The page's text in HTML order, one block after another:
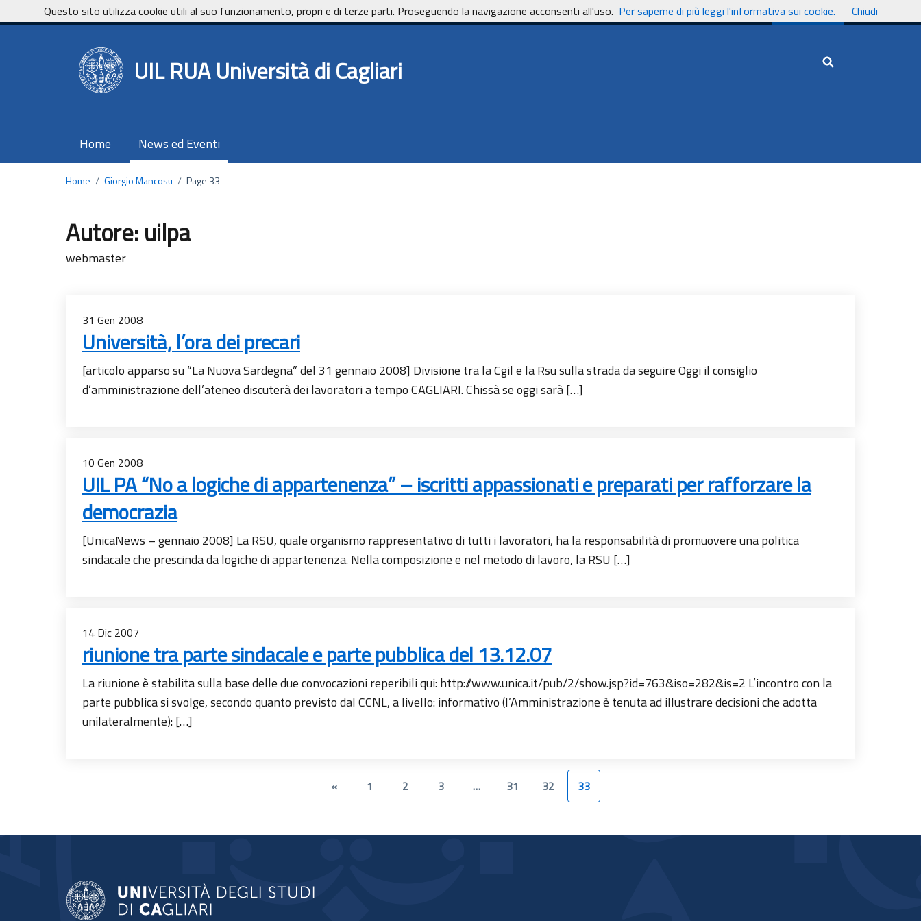
Vai ai contenuti
Vai al footer UniCa - Università degli studi di Cagliari UnicaNews
UIL RUA Università di Cagliari Cerca nel sito
Home News ed Eventi
Home / Giorgio Mancosu / Page 33
Autore: uilpa
webmaster
31 Gen 2008
Università, l’ora dei precari
[articolo apparso su “La Nuova Sardegna” del 31 gennaio 2008] Divisione tra la Cgil e la Rsu sulla strada da seguire Oggi il consiglio
d’amministrazione dell’ateneo discuterà dei lavoratori a tempo CAGLIARI. Chissà se oggi sarà […]
10 Gen 2008
UIL PA “No a logiche di appartenenza” – iscritti appassionati e preparati per rafforzare la
democrazia
[UnicaNews – gennaio 2008] La RSU, quale organismo rappresentativo di tutti i lavoratori, ha la responsabilità di promuovere una politica
sindacale che prescinda da logiche di appartenenza. Nella composizione e nel metodo di lavoro, la RSU […]
14 Dic 2007
riunione tra parte sindacale e parte pubblica del 13.12.07
La riunione è stabilita sulla base delle due convocazioni reperibili qui: http://www.unica.it/pub/2/show.jsp?id=763&iso=282&is=2 L’incontro con la
parte pubblica si svolge, secondo quanto previsto dal CCNL, a livello: informativo (l’Amministrazione è tenuta ad illustrare decisioni che adotta
unilateralmente): […]
« 1 2 3 … 31 32 33
Questo sito utilizza cookie utili al suo funzionamento, propri e di terze parti. Proseguendo la navigazione acconsenti all'uso. Per saperne di più leggi l'informativa sui cookie. Chiudi